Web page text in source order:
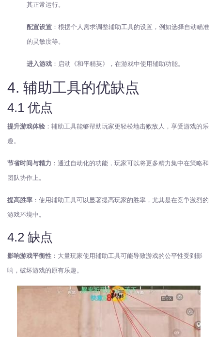
其正常运行。
配置设置 ：根据个人需求调整辅助工具的设置，例如选择自动瞄准
的灵敏度等。
进入游戏 ：启动《和平精英》，在游戏中使用辅助功能。
4. 辅助工具的优缺点
4.1 优点
提升游戏体验 ：辅助工具能够帮助玩家更轻松地击败敌人，享受游戏的乐
趣。
节省时间与精力 ：通过自动化的功能，玩家可以将更多精力集中在策略和
团队协作上。
提高胜率 ：使用辅助工具可以显著提高玩家的胜率，尤其是在竞争激烈的
游戏环境中。
4.2 缺点
影响游戏平衡性 ：大量玩家使用辅助工具可能导致游戏的公平性受到影
响，破坏游戏的原有乐趣。